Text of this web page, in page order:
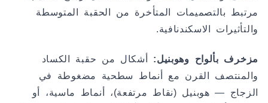
مرتبط بالتصميمات المتأخرة من الحقبة المتوسطة
والتأثيرات الاسكندنافية.
مزخرف بألواح وهوبنيل: أشكال من حقبة الكساد
والمنتصف القرن مع أنماط سطحية مضغوطة في
الزجاج — هوبنيل (نقاط مرتفعة)، أنماط ماسية، أو